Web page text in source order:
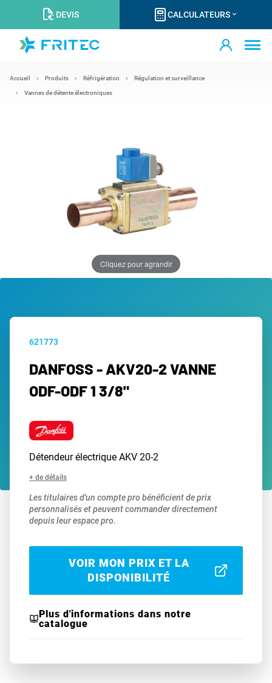
DEVIS CALCULATEURS
Accueil Produits Réfrigération Régulation et surveillance
Vannes de détente électroniques
Cliquez pour agrandir
621773
DANFOSS - AKV20-2 VANNE
ODF-ODF 1 3/8"
Détendeur électrique AKV 20-2
+ de détails
Les titulaires d'un compte pro bénéficient de prix
personnalisés et peuvent commander directement
depuis leur espace pro.
VOIR MON PRIX ET LA
DISPONIBILITÉ
Plus d'informations dans notre
catalogue